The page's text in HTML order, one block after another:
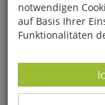
notwendigen
auf Basis Ihrer
Funktionalitäten